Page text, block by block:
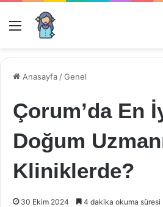
Menü
Anasayfa /Genel
Çorum’da En
Doğum
Kliniklerde?
30 Ekim 2024 4 dakika okuma süresi